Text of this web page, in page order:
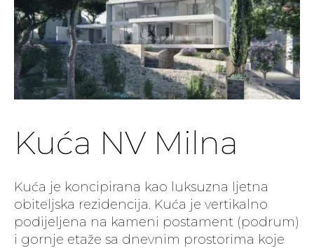
Kuća NV Milna
Kuća je koncipirana kao luksuzna ljetna
obiteljska rezidencija. Kuća je vertikalno
podijeljena na kameni postament (podrum)
i gornje etaže sa dnevnim prostorima koje